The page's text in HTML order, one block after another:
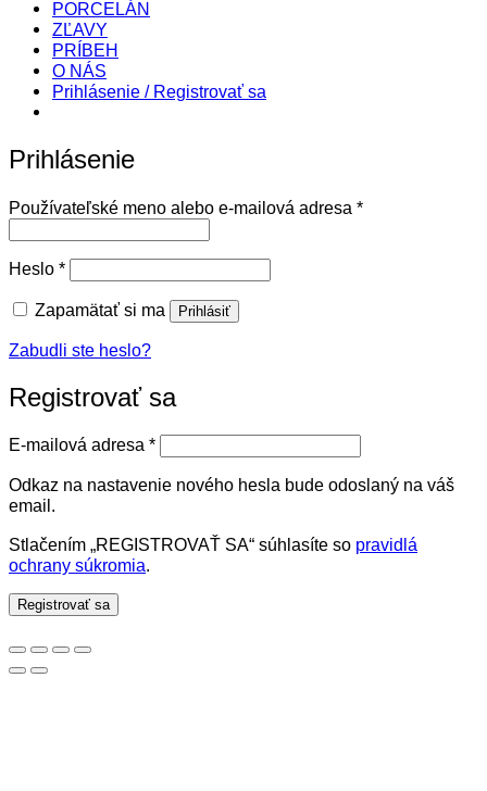
PORCELÁN
ZĽAVY
PRÍBEH
O NÁS
Prihlásenie / Registrovať sa
Prihlásenie
Používateľské meno alebo e-mailová adresa *Povinné
Heslo *Povinné
Zapamätať si ma Prihlásiť
Zabudli ste heslo?
Registrovať sa
E-mailová adresa *Povinné
Odkaz na nastavenie nového hesla bude odoslaný na váš
email.
Stlačením „REGISTROVAŤ SA“ súhlasíte so pravidlá
ochrany súkromia
Registrovať sa